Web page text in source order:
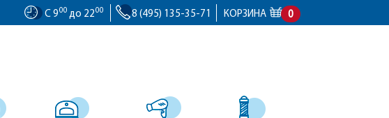
С 900 до 2200 8 (495) 135-35-71 КОРЗИНА 0